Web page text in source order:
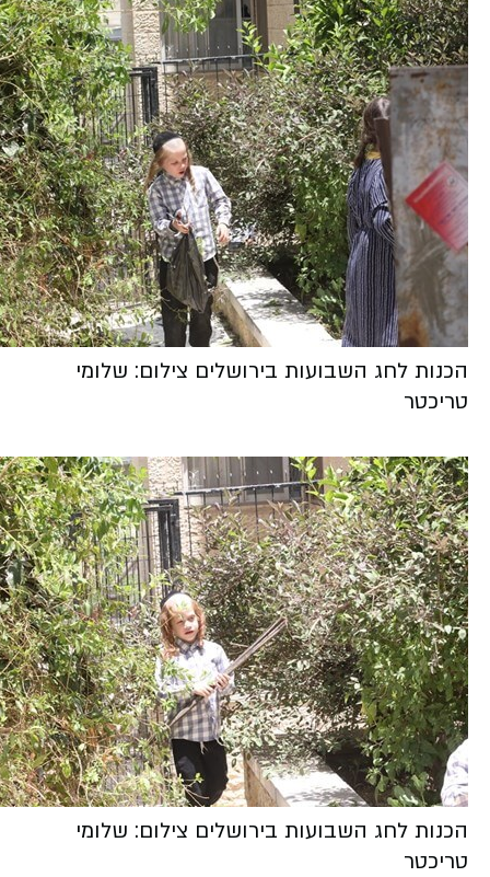
הכנות לחג השבועות בירושלים צילום: שלומי
טריכטר
הכנות לחג השבועות בירושלים צילום: שלומי
טריכטר